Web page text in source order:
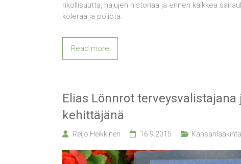
rikollisuutta, hajujen historiaa ja ennen kaikkea
koleraa ja poliota.
Read more
Elias Lönnrot
kehittäjänä
Reijo Heikkinen 16.9.2015